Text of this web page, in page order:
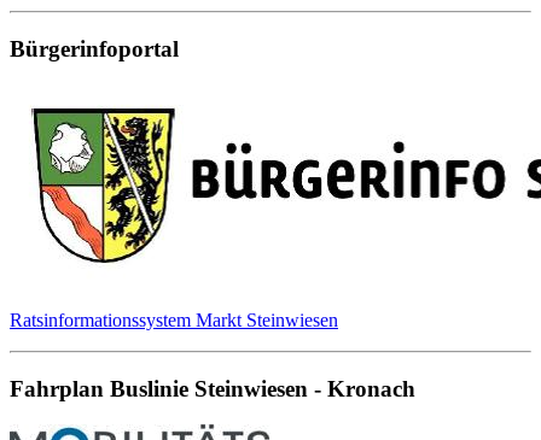
Bürgerinfoportal
Ratsinformationssystem Markt Steinwiesen
Fahrplan Buslinie Steinwiesen - Kronach